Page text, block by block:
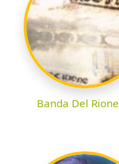
Banda Del Rione